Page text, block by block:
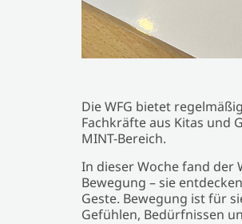
Die WFG bietet
Fachkräfte aus Kitas und
MINT-Bereich.
In dieser Woche fand der
Bewegung – sie
Geste. Bewegung ist für
Gefühlen, Bedürfnissen